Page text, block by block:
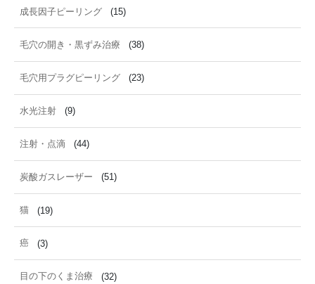
成長因子ピーリング (15)
毛穴の開き・黒ずみ治療 (38)
毛穴用プラグピーリング (23)
水光注射 (9)
注射・点滴 (44)
炭酸ガスレーザー (51)
猫 (19)
癌 (3)
目の下のくま治療 (32)